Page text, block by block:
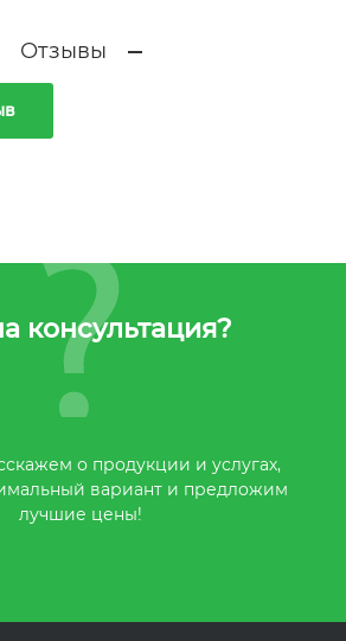
Отзывы
консультация?
о продукции и услугах,
вариант и предложим
лучшие цены!